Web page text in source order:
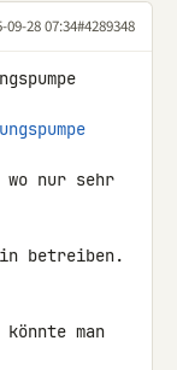
09-28 07:34#4289348
nur sehr
betreiben.
könnte man